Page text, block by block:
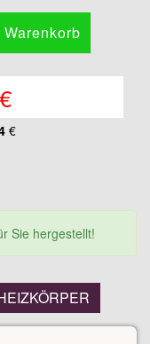
€
Sie hergestellt!